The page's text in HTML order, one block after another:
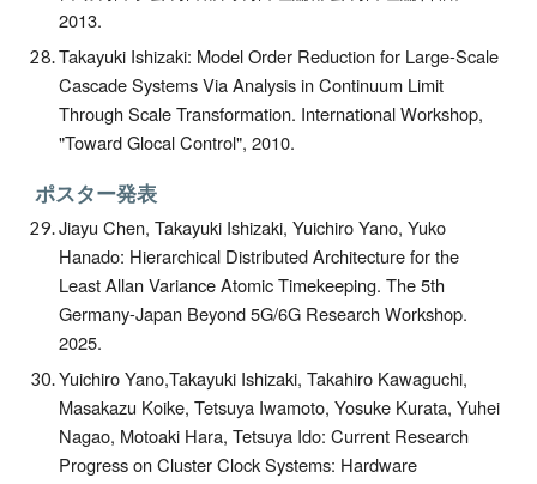
2013.
Takayuki Ishizaki: Model Order Reduction for Large-Scale
Cascade Systems Via Analysis in Continuum Limit
Through Scale Transformation. International Workshop,
"Toward Glocal Control", 2010.
ポスター発表
Jiayu Chen, Takayuki Ishizaki, Yuichiro Yano, Yuko
Hanado: Hierarchical Distributed Architecture for the
Least Allan Variance Atomic Timekeeping. The 5th
Germany-Japan Beyond 5G/6G Research Workshop.
2025.
Yuichiro Yano,Takayuki Ishizaki, Takahiro Kawaguchi,
Masakazu Koike, Tetsuya Iwamoto, Yosuke Kurata, Yuhei
Nagao, Motoaki Hara, Tetsuya Ido: Current Research
Progress on Cluster Clock Systems: Hardware